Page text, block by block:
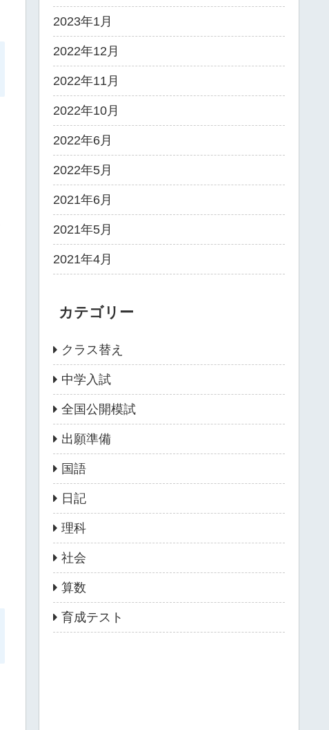
2023年1月
2022年12月
2022年11月
2022年10月
2022年6月
2022年5月
2021年6月
2021年5月
2021年4月
カテゴリー
クラス替え
中学入試
全国公開模試
出願準備
国語
日記
理科
社会
算数
育成テスト